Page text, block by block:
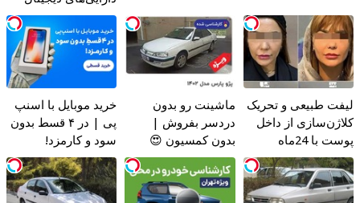
لیفت طبیعی و تحریک
کلاژن‌سازی از داخل
پوست با 24ماه
ماندگاری ✅ جوان شو
ماشینت رو بدون
دردسر بفروش |
بدون کمسیون 😍
خرید موبایل با اسنپ
پی | در ۴ قسط بدون
سود و کارمزد!